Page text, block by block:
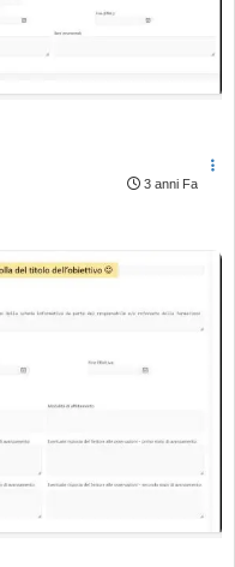
3 anni Fa